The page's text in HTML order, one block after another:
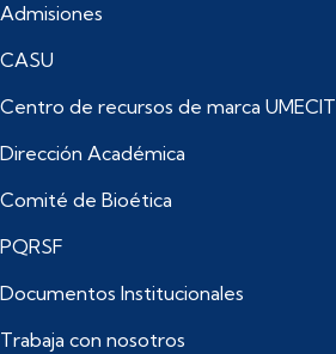
Admisiones
CASU
Centro de recursos de marca UMECIT
Dirección Académica
Comité de Bioética
PQRSF
Documentos Institucionales
Trabaja con nosotros